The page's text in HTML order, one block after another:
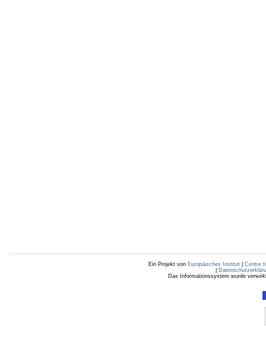
Ein Projekt von Europäisches Institut
Centre
Das Informationssystem wurde